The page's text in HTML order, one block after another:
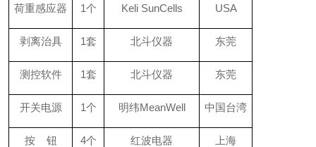
荷重感应器 1个 Keli SunCells USA
剥离治具 1套 北斗仪器 东莞
测控软件 1套 北斗仪器 东莞
开关电源 1个 明纬MeanWell 中国台湾
按 钮 4个 红波电器 上海